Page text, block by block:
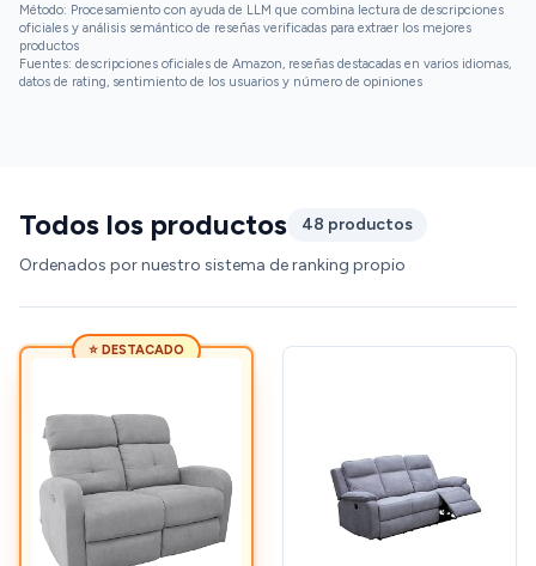
Método: Procesamiento con ayuda de LLM que combina lectura de descripciones
oficiales y análisis semántico de reseñas verificadas para extraer los mejores
productos
Fuentes: descripciones oficiales de Amazon, reseñas destacadas en varios idiomas,
datos de rating, sentimiento de los usuarios y número de opiniones
Todos los productos
48 productos
Ordenados por nuestro sistema de ranking propio
⭐ DESTACADO